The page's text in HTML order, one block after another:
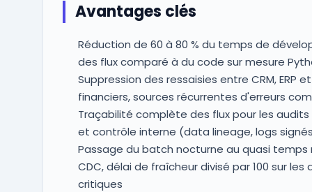
Avantages clés
Réduction de 60 à 80 % du temps de
des flux comparé à du code sur mesure
Suppression des ressaisies entre CRM, ERP
financiers, sources récurrentes d'erreurs
Traçabilité complète des flux pour les audits
et contrôle interne (data lineage, logs
Passage du batch nocturne au quasi temps
CDC, délai de fraîcheur divisé par 100 sur les
critiques